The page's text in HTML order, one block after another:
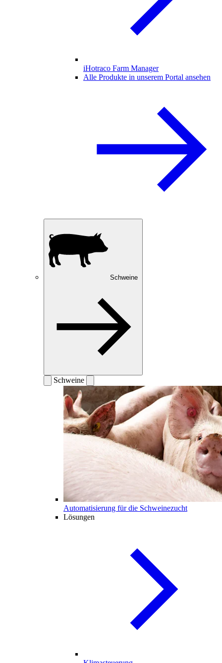
iHotraco Farm Manager
Alle Produkte in unserem Portal ansehen
Schweine
Schweine
Automatisierung für die Schweinezucht
Lösungen